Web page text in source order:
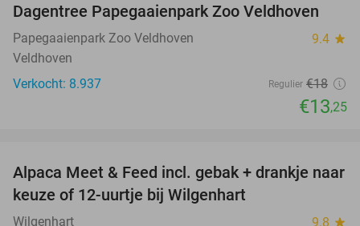
26%
Dagentree Papegaaienpark Zoo Veldhoven
Papegaaienpark Zoo Veldhoven 9.4 star
Veldhoven
Verkocht: 8.937
Regulier €18
€13,25
43%
Alpaca Meet & Feed incl. gebak + drankje naar
keuze of 12-uurtje bij Wilgenhart
Wilgenhart 9.8 star